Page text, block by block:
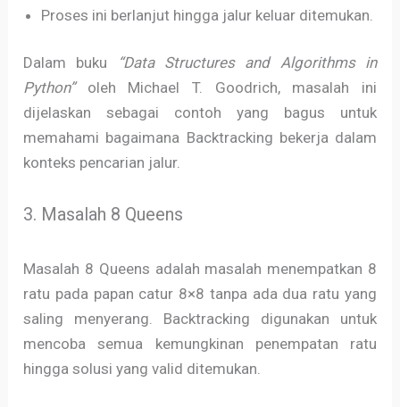
Proses ini berlanjut hingga jalur keluar ditemukan.
Dalam buku
“Data Structures and Algorithms in
Python”oleh Michael T. Goodrich, masalah ini
dijelaskan sebagai contoh yang bagus untuk
memahami bagaimana Backtracking bekerja dalam
konteks pencarian jalur.
3. Masalah 8 Queens
Masalah 8 Queens adalah masalah menempatkan 8
ratu pada papan catur 8×8 tanpa ada dua ratu yang
saling menyerang. Backtracking digunakan untuk
mencoba semua kemungkinan penempatan ratu
hingga solusi yang valid ditemukan.